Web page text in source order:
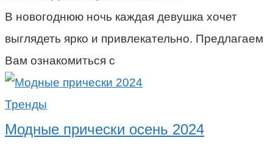
В новогоднюю ночь каждая девушка хочет
выглядеть ярко и привлекательно. Предлагаем
Вам ознакомиться с
Тренды
Модные прически осень 2024